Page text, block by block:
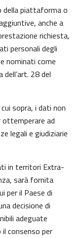
della piattaforma o
anche a
richiesta,
personali degli
nominati come
28 del
sopra, i dati non
ottemperare ad
legali e giudiziarie
in territori Extra-
sarà fornita
per il Paese di
decisione di
adeguate
consenso per